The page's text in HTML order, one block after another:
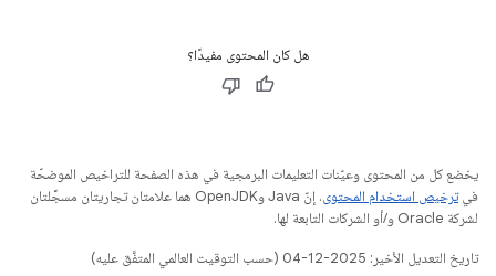
هل كان المحتوى مفيدًا؟
يخضع كل من المحتوى وعيّنات التعليمات البرمجية في هذه الصفحة للتراخيص الموضحّة
فيترخيص استخدام المحتوى
. إنّ Java وOpenJDK هما علامتان تجاريتان مسجَّلتان
لشركة Oracle و/أو الشركات التابعة لها.
تاريخ التعديل الأخير: 2025-12-04 (حسب التوقيت العالمي المتفَّق عليه)